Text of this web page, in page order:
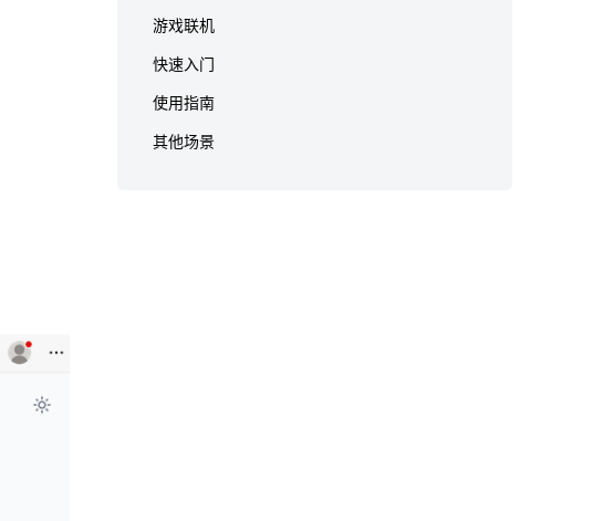
游戏联机
快速入门
使用指南
其他场景